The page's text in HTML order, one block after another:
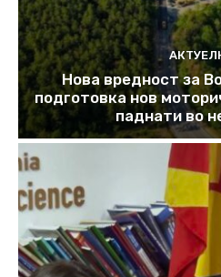
Нова вредност за
подготовка нов
паднати во